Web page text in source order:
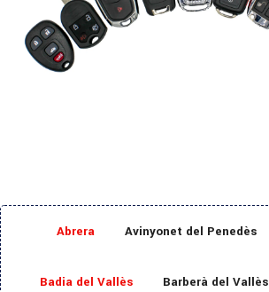
Abrera Avinyonet del Penedès
Badia del Vallès Barberà del Vallès